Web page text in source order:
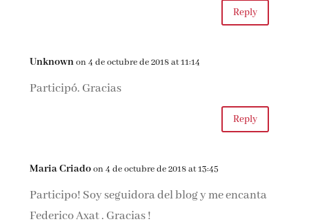
Reply
Unknownon 4 de octubre de 2018 at 11:14
Participó. Gracias
Reply
Maria Criadoon 4 de octubre de 2018 at 13:45
Participo! Soy seguidora del blog y me encanta
Federico Axat . Gracias !